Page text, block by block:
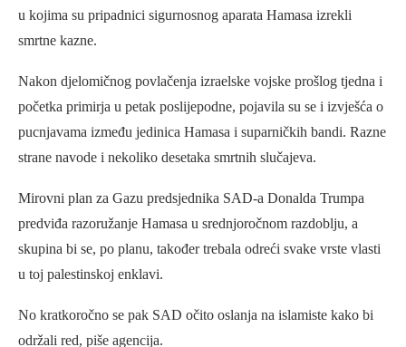
u kojima su pripadnici sigurnosnog aparata Hamasa izrekli
smrtne kazne.
Nakon djelomičnog povlačenja izraelske vojske prošlog tjedna i
početka primirja u petak poslijepodne, pojavila su se i izvješća o
pucnjavama između jedinica Hamasa i suparničkih bandi. Razne
strane navode i nekoliko desetaka smrtnih slučajeva.
Mirovni plan za Gazu predsjednika SAD-a Donalda Trumpa
predviđa razoružanje Hamasa u srednjoročnom razdoblju, a
skupina bi se, po planu, također trebala odreći svake vrste vlasti
u toj palestinskoj enklavi.
No kratkoročno se pak SAD očito oslanja na islamiste kako bi
održali red, piše agencija.